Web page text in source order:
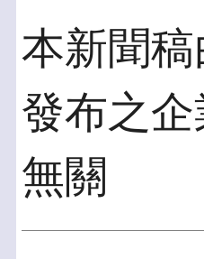
本新聞稿
發布之
無關